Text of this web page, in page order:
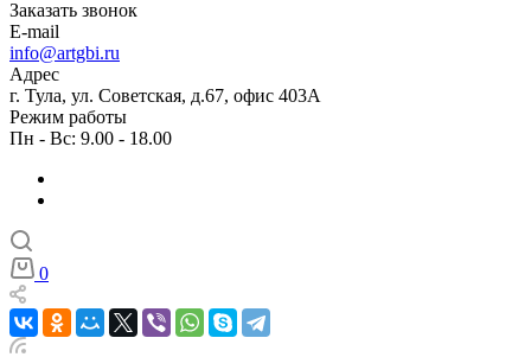
Заказать звонок
E-mail
info@artgbi.ru
Адрес
г. Тула, ул. Советская, д.67, офис 403А
Режим работы
Пн - Вс: 9.00 - 18.00
0